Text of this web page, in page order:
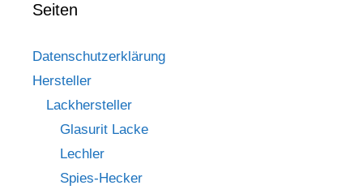
Seiten
Datenschutzerklärung
Hersteller
Lackhersteller
Glasurit Lacke
Lechler
Spies-Hecker